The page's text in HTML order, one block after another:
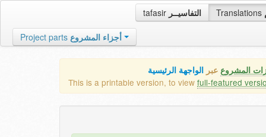
tafasir التفاسيــر Translations
Project parts أجزاء المشروع
المشروع عبر الواجهة الرئيسية
This is a printable version, to view full-featured